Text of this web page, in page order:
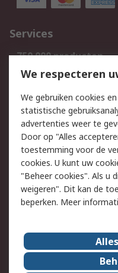
Services
750.000 producten
Bestellen
Track & Trace
Wettelijk
Cookiebeleid
Privacybeleid
Algemene
Over RS
RS Group
We respecteren
We gebruiken cookies
statistische
advertenties weer te
Door op "Alles
toestemming voor de
cookies. U kunt uw
"Beheer cookies". Als u
weigeren". Dit kan de
beperken. Meer